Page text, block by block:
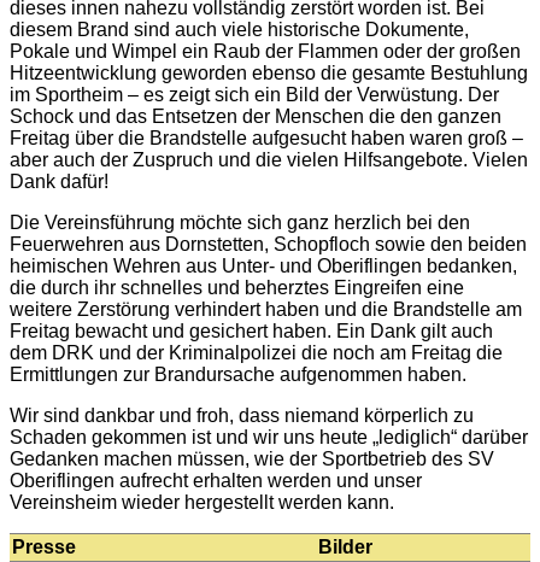
dieses innen nahezu vollständig zerstört worden ist. Bei
diesem Brand sind auch viele historische Dokumente,
Pokale und Wimpel ein Raub der Flammen oder der großen
Hitzeentwicklung geworden ebenso die gesamte Bestuhlung
im Sportheim – es zeigt sich ein Bild der Verwüstung. Der
Schock und das Entsetzen der Menschen die den ganzen
Freitag über die Brandstelle aufgesucht haben waren groß –
aber auch der Zuspruch und die vielen Hilfsangebote. Vielen
Dank dafür!
Die Vereinsführung möchte sich ganz herzlich bei den
Feuerwehren aus Dornstetten, Schopfloch sowie den beiden
heimischen Wehren aus Unter- und Oberiflingen bedanken,
die durch ihr schnelles und beherztes Eingreifen eine
weitere Zerstörung verhindert haben und die Brandstelle am
Freitag bewacht und gesichert haben. Ein Dank gilt auch
dem DRK und der Kriminalpolizei die noch am Freitag die
Ermittlungen zur Brandursache aufgenommen haben.
Wir sind dankbar und froh, dass niemand körperlich zu
Schaden gekommen ist und wir uns heute „lediglich“ darüber
Gedanken machen müssen, wie der Sportbetrieb des SV
Oberiflingen aufrecht erhalten werden und unser
Vereinsheim wieder hergestellt werden kann.
Presse Bilder